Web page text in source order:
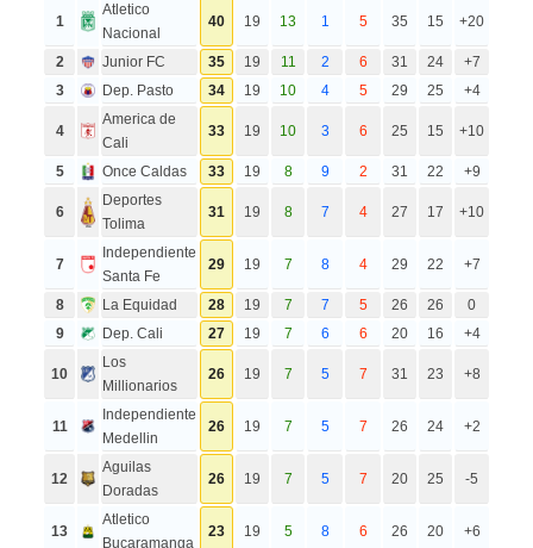
1
Atletico
Nacional
40 19 13 1 5 35 15 +20
2 Junior FC 35 19 11 2 6 31 24
+7
3
Dep. Pasto 34 19 10 4 5 29 25 +4
4
America de
Cali
33 19 10 3 6 25 15 +10
5 Once Caldas 33 19 8 9 2 31 22 +9
6
Deportes
Tolima
31 19 8 7 4 27 17 +10
7
Independiente
Santa Fe
29 19 7 8 4 29 22 +7
8 La Equidad 28 19 7 7 5 26 26
0
9
Dep. Cali 27 19 7 6 6 20 16 +4
10
Los
Millionarios
26 19 7 5 7 31 23 +8
11
Independiente
Medellin
26 19 7 5 7 26 24 +2
12
Aguilas
Doradas
26 19 7 5 7 20 25 -5
13
Atletico
Bucaramanga
23 19 5 8 6 26 20 +6